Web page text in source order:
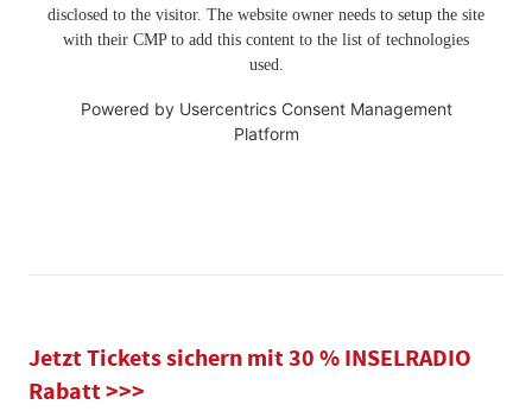
disclosed to the visitor. The website owner needs to setup the site
with their CMP to add this content to the list of technologies
used.
Powered by Usercentrics Consent Management
Platform
Jetzt Tickets sichern mit 30 % INSELRADIO
Rabatt >>>